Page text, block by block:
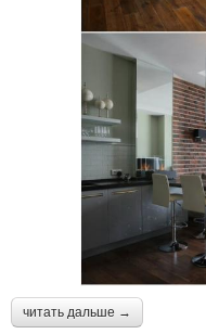
читать дальше →